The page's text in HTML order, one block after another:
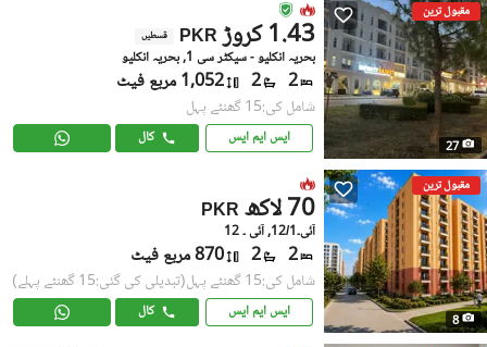
مقبول ترین
27
PKR 1.43 کروڑ قسطیں
بحریہ انکلیو - سیکٹر سی 1, بحریہ انکلیو
2
2 1,052 مربع فیٹ
شامل کی:15 گھنٹے پہل
ایس ایم ایس کال
مقبول ترین
8
PKR 70 لاکھ
آئی۔12/1, آئی ۔ 12
2
2 870 مربع فیٹ
شامل کی:15 گھنٹے پہل (تبدیلی کی گئی:15 گھنٹے پہلے)
ایس ایم ایس کال